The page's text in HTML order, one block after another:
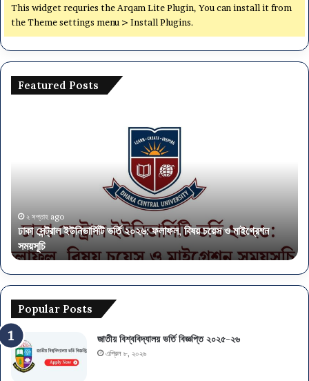
This widget requries the Arqam Lite Plugin, You can install it from
the Theme settings menu > Install Plugins.
Featured Posts
চয়েস
মাইগ্রেশন
সময়সূচি
২ সপ্তাহ ago
ঢাকা সেন্ট্রাল ইউনিভার্সিটি ভর্তি ২০২৬: ফলাফল, বিষয় চয়েস ও মাইগ্রেশন
সময়সূচি
Popular Posts
জাতীয় বিশ্ববিদ্যালয় ভর্তি বিজ্ঞপ্তি ২০২৫-২৬
এপ্রিল ৮, ২০২৬